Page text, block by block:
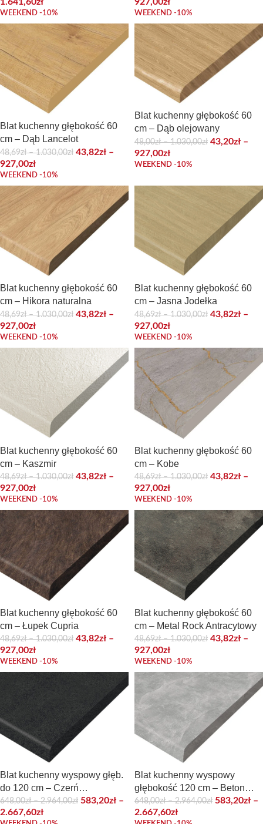
WEEKEND -10% WEEKEND -10%
Blat kuchenny głębokość 60
cm – Dąb Lancelot
48,69zł – 1.030,00zł 43,82zł –
927,00zł
WEEKEND -10%
Blat kuchenny głębokość 60
cm – Dąb olejowany
48,00zł – 1.030,00zł 43,20zł –
927,00zł
WEEKEND -10%
Blat kuchenny głębokość 60
cm – Hikora naturalna
48,69zł – 1.030,00zł 43,82zł –
927,00zł
WEEKEND -10%
Blat kuchenny głębokość 60
cm – Jasna Jodełka
48,69zł – 1.030,00zł 43,82zł –
927,00zł
WEEKEND -10%
Blat kuchenny głębokość 60
cm – Kaszmir
48,69zł – 1.030,00zł 43,82zł –
927,00zł
WEEKEND -10%
Blat kuchenny głębokość 60
cm – Kobe
48,69zł – 1.030,00zł 43,82zł –
927,00zł
WEEKEND -10%
Blat kuchenny głębokość 60
cm – Łupek Cupria
48,69zł – 1.030,00zł 43,82zł –
927,00zł
WEEKEND -10%
Blat kuchenny głębokość 60
cm – Metal Rock Antracytowy
48,69zł – 1.030,00zł 43,82zł –
927,00zł
WEEKEND -10%
Blat kuchenny wyspowy głęb.
do 120 cm – Czerń
wulkaniczna
648,00zł – 2.964,00zł 583,20zł –
2.667,60zł
Blat kuchenny wyspowy
głębokość 120 cm – Beton
jasny Atelier
648,00zł – 2.964,00zł 583,20zł –
2.667,60zł